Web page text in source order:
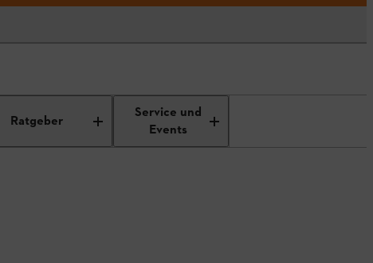
Ratgeber
Service und
Events